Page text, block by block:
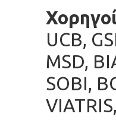
UCB,
MSD,
SOBI,